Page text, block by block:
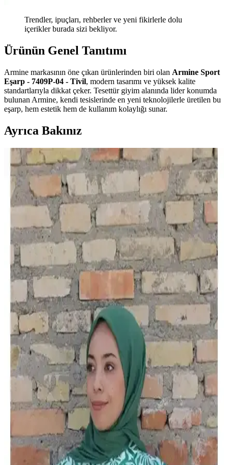
Trendler, ipuçları, rehberler ve yeni fikirlerle dolu
içerikler burada sizi bekliyor.
Ürünün Genel Tanıtımı
Armine markasının öne çıkan ürünlerinden biri olan Armine Sport
Eşarp - 7409P-04 - Tivil, modern tasarımı ve yüksek kalite
standartlarıyla dikkat çeker. Tesettür giyim alanında lider konumda
bulunan Armine, kendi tesislerinde en yeni teknolojilerle üretilen bu
eşarp, hem estetik hem de kullanım kolaylığı sunar.
Ayrıca Bakınız
Eşarp Durağı Düz Yazma ve Vissona Twill İpek
Çiçek Desenli Bordo Karşılaştırması
Bu makalede, eşarp Durağı Düz Yazma ve Vissona Twill ipek eşarp
modellerinin kumaş, tasarım ve kullanıcı yorumlarıyla detaylı
karşılaştırması yapılmaktadır.
Fresco Scarfs Gül Kurusu Medine İpeği Eşarp:
Şıklık ve Konforun Buluşması
Gül Kurusu tonunda, hafif ve yumuşak medine ipeği malzemeden
üretilen bu eşarp, şık tasarımı ve yüksek konforu ile günlük ve özel
günlerde tercih edilir.
Naz İpek Flamlı 5'li Paket Pamuklu Yazma Eşarp
Şıklık ve Konforu Bir Arada Sunar
Naz İpek'in flamlı yazma eşarp paketi, yüksek kaliteli pamuklu
kumaşı ve şık tasarımıyla günlük ve özel günleriniz için ideal, nefes
alabilir ve konforlu bir aksesuar seçeneği sunar.
Armine Sport Eşarp 7409P-04 Tivil: Modern
Tasarım ve Yüksek Kalite Standartlarıyla Şıklık
Armine Sport Eşarp 7409P-04 Tivil, yüksek kaliteli polyester ve
modern tasarımıyla günlük şıklık ve kullanım kolaylığı sunar.
Dayanıklı ve bakım kolay eşarp, stilinizi tamamlar.
Naz İpek Flamlı Pamuklu Yazma Eşarp Paketleri
Karşılaştırması ve Özellikleri